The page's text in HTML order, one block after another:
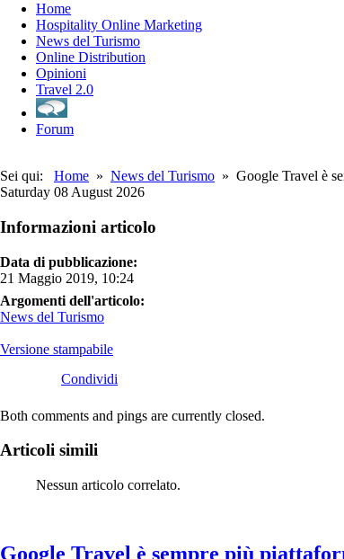
Home
Hospitality Online Marketing
News del Turismo
Online Distribution
Opinioni
Travel 2.0
Forum
Sei qui: Home » News del Turismo » Google Travel è
Saturday 08 August 2026
Informazioni articolo
Data di pubblicazione:
21 Maggio 2019, 10:24
Argomenti dell'articolo:
News del Turismo
Versione stampabile
Condividi
Both comments and pings are currently closed.
Articoli simili
Nessun articolo correlato.
Google Travel è sempre più